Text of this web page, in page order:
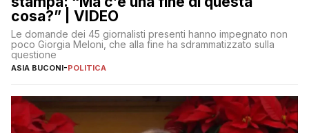
cosa?” | VIDEO
Le domande dei 45 giornalisti presenti hanno impegnato non
poco Giorgia Meloni, che alla fine ha sdrammatizzato sulla
questione
ASIA BUCONI-POLITICA